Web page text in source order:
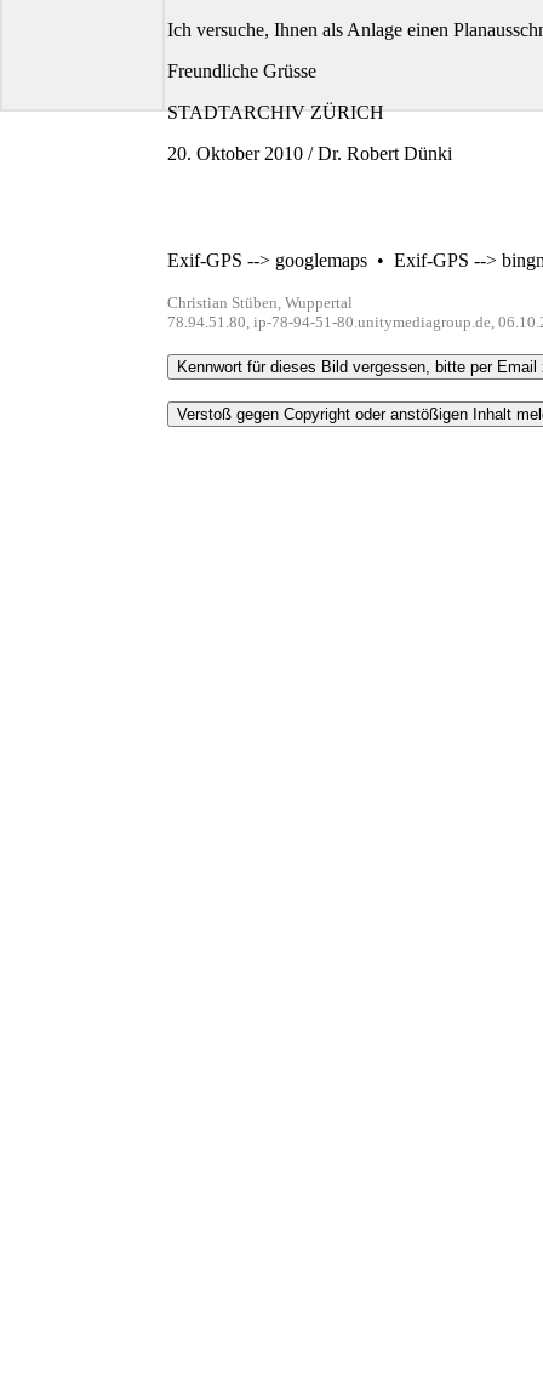
Ich versuche, Ihnen als Anlage einen
Freundliche Grüsse
STADTARCHIV ZÜRICH
20. Oktober 2010 / Dr. Robert Dünki
Exif-GPS --> googlemaps • Exif-GPS -->
Christian Stüben, Wuppertal
78.94.51.80, ip-78-94-51-80.unitymediagroup.de,